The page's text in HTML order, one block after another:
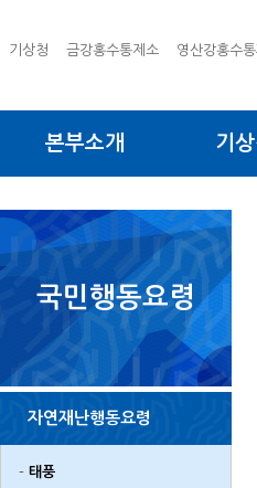
기상청 금강홍수통제소 영산강홍수
본부소개 기
국민행동요령
자연재난행동요령
태풍